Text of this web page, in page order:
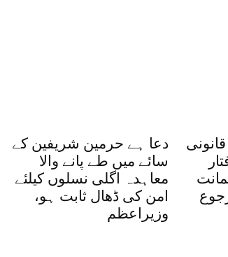
دعا ہے حرمین شریفین کے
سائے میں طے پانے والا
معاہدہ اگلی نسلوں کیلئے
امن کی ڈھال ثابت ہو،
وزیراعظم